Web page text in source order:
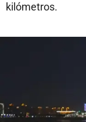
kilómetros.